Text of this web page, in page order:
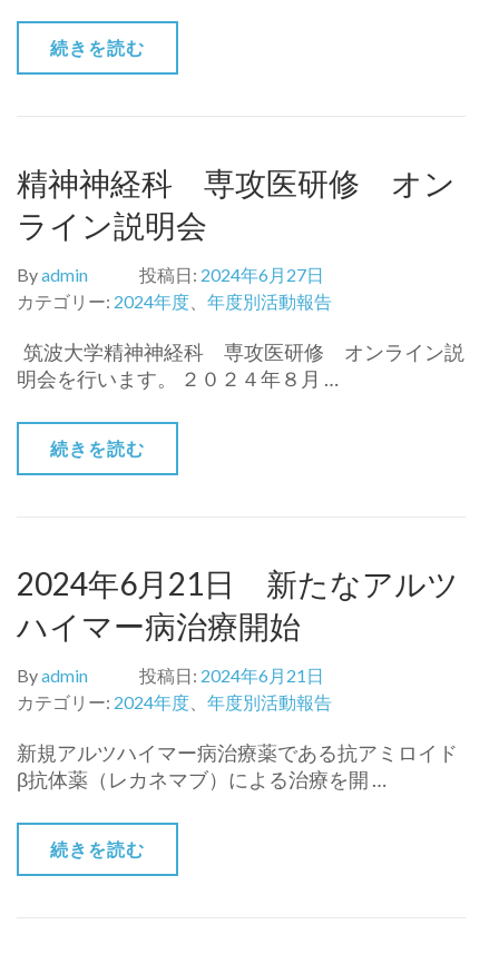
続きを読む
精神神経科 専攻医研修 オン
ライン説明会
Byadmin 投稿日: 2024年6月27日
カテゴリー: 2024年度 年度別活動報告
筑波大学精神神経科 専攻医研修 オンライン説
明会を行います。 ２０２４年８月 …
続きを読む
2024年6月21日 新たなアルツ
ハイマー病治療開始
Byadmin 投稿日: 2024年6月21日
カテゴリー: 2024年度 年度別活動報告
新規アルツハイマー病治療薬である抗アミロイド
β抗体薬（レカネマブ）による治療を開 …
続きを読む